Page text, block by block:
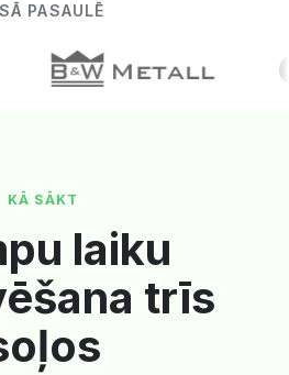
PASAULĒ
KĀ SĀKT
laiku
trīs